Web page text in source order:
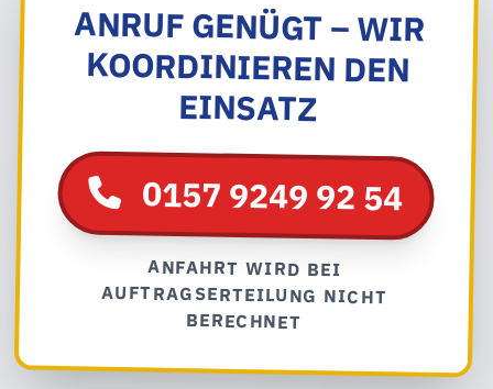
ANRUF GENÜGT – WIR
KOORDINIEREN DEN
EINSATZ
0157 9249 92 54
ANFAHRT WIRD BEI
AUFTRAGSERTEILUNG NICHT
BERECHNET